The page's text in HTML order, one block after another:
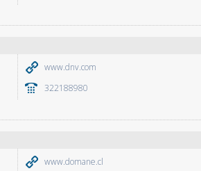
www.dnv.com
322188980
www.domane.cl